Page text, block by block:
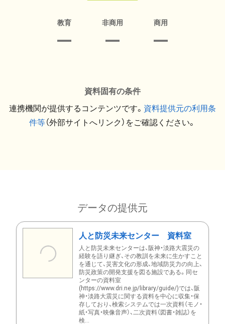
教育 非商用 商用
資料固有の条件
連携機関が提供するコンテンツです。 資料提供元の利用条
件等（外部サイトへリンク）をご確認ください。
データの提供元
人と防災未来センター 資料室
人と防災未来センターは、阪神・淡路大震災の
経験を語り継ぎ、その教訓を未来に生かすこと
を通じて、災害文化の形成、地域防災力の向上、
防災政策の開発支援を図る施設である。同セ
ンターの資料室
(https://www.dri.ne.jp/library/guide/)では、阪
神・淡路大震災に関する資料を中心に収集・保
存しており、検索システムでは一次資料（モノ・
紙・写真・映像音声）、二次資料（図書・雑誌）を
検...